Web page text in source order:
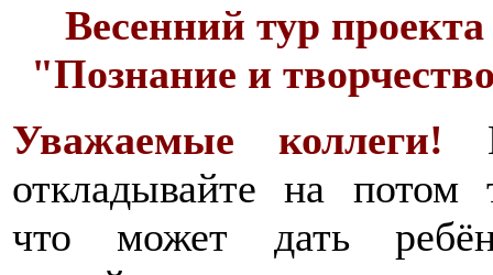
Весенний тур проекта
"Познание и
Уважаемые коллеги!
откладывайте на потом
что может дать